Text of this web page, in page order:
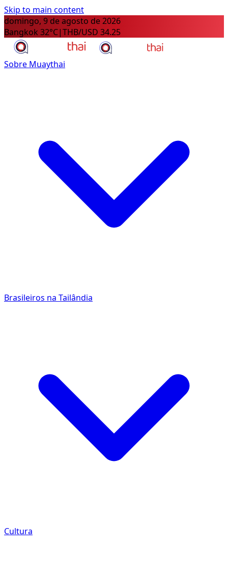
Skip to main content
domingo, 9 de agosto de 2026
Bangkok 32°C|THB/USD 34.25
Sobre Muaythai
Brasileiros na Tailândia
Cultura